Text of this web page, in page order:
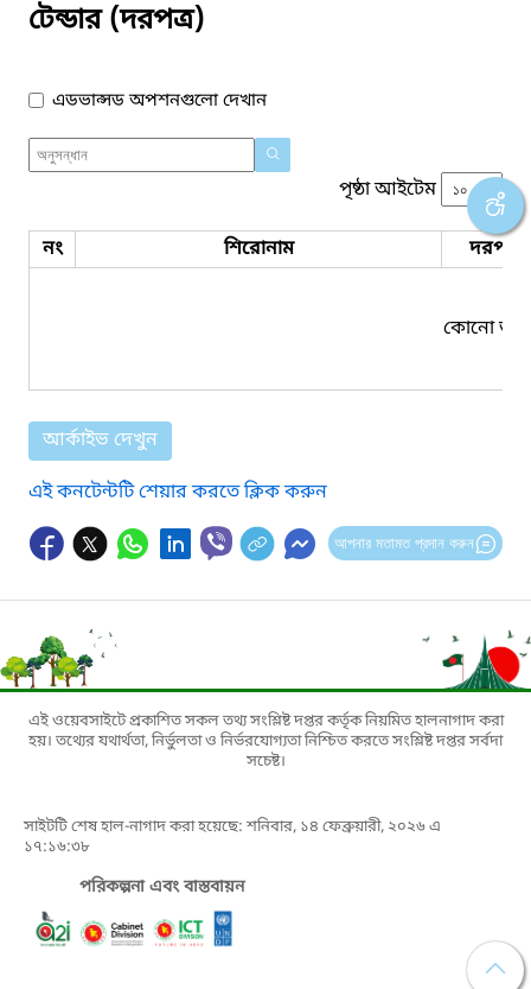
টেন্ডার (দরপত্র)
এডভান্সড অপশনগুলো দেখান
পৃষ্ঠা আইটেম
নং শিরোনাম দরপত্র
কোনো তথ্য
আর্কাইভ দেখুন
এই কনটেন্টটি শেয়ার করতে ক্লিক করুন
আপনার মতামত প্রদান করুন
এই ওয়েবসাইটে প্রকাশিত সকল তথ্য সংশ্লিষ্ট দপ্তর কর্তৃক নিয়মিত হালনাগাদ করা
হয়। তথ্যের যথার্থতা, নির্ভুলতা ও নির্ভরযোগ্যতা নিশ্চিত করতে সংশ্লিষ্ট দপ্তর সর্বদা
সচেষ্ট।
সাইটটি শেষ হাল-নাগাদ করা হয়েছে: শনিবার, ১৪ ফেব্রুয়ারী, ২০২৬ এ
১৭:১৬:৩৮
পরিকল্পনা এবং বাস্তবায়ন